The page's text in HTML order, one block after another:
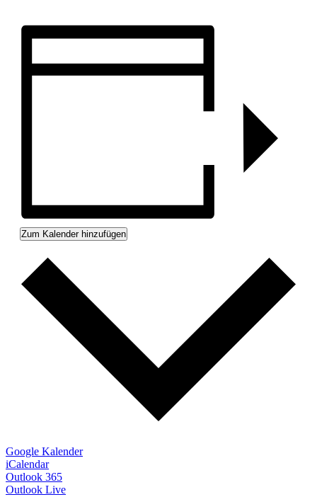
Zum Kalender hinzufügen
Google Kalender
iCalendar
Outlook 365
Outlook Live